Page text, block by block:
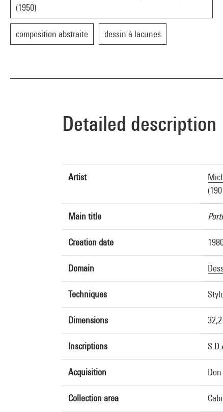
(1950)
composition abstraite dessin à lacunes
Detailed description
Artist
Main title
Creation date
Domain
Techniques
Dimensions
Inscriptions
Acquisition
Collection area